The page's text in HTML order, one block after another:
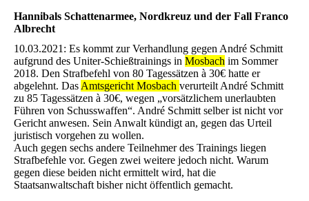
Hannibals Schattenarmee, Nordkreuz und der Fall Franco
Albrecht
10.03.2021: Es kommt zur Verhandlung gegen André Schmitt
aufgrund des Uniter-Schießtrainings in Mosbach im Sommer
2018. Den Strafbefehl von 80 Tagessätzen à 30€ hatte er
abgelehnt. Das Amtsgericht Mosbach verurteilt André Schmitt
zu 85 Tagessätzen à 30€, wegen „vorsätzlichem unerlaubten
Führen von Schusswaffen“. André Schmitt selber ist nicht vor
Gericht anwesen. Sein Anwalt kündigt an, gegen das Urteil
juristisch vorgehen zu wollen.
Auch gegen sechs andere Teilnehmer des Trainings liegen
Strafbefehle vor. Gegen zwei weitere jedoch nicht. Warum
gegen diese beiden nicht ermittelt wird, hat die
Staatsanwaltschaft bisher nicht öffentlich gemacht.